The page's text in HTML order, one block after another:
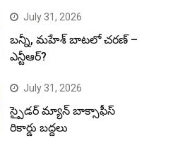
July 31, 2026
బన్నీ, మహేశ్ బాటలో చరణ్ –
ఎన్టీఆర్?
July 31, 2026
స్పైడర్ మ్యాన్ బాక్సాఫీస్
రికార్డు బద్దలు